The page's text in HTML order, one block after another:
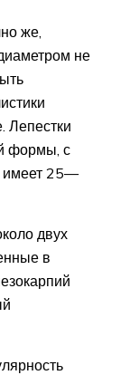
же,
не
Лепестки
формы, с
имеет 25—
двух
в